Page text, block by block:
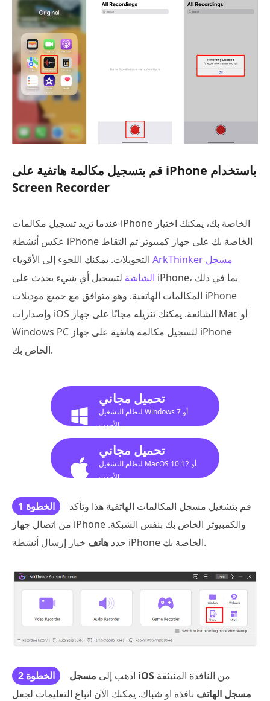
قم بتسجيل مكالمة هاتفية على iPhone باستخدام
Screen Recorder
عندما تريد تسجيل مكالمات iPhone الخاصة بك، يمكنك اختيار
عكس أنشطة iPhone الخاصة بك على جهاز كمبيوتر ثم التقاط
ArkThinker مسجل
الشاشة لتسجيل أي شيء يحدث على iPhone، بما في ذلك
المكالمات الهاتفية. وهو متوافق مع جميع موديلات iPhone
وإصدارات iOS الشائعة. يمكنك تنزيله مجانًا على جهاز Mac أو
Windows PC لتسجيل مكالمة هاتفية على جهاز iPhone
الخاص بك.
تحميل مجاني
لنظام التشغيل Windows 7 أو
الأحدث
تحميل مجاني
لنظام التشغيل MacOS 10.12 أو
الأحدث
الخطوة 1
قم بتشغيل مسجل المكالمات الهاتفية هذا وتأكد
من اتصال جهاز iPhone والكمبيوتر الخاص بك بنفس الشبكة.
حدد هاتف خيار إرسال أنشطة iPhone الخاصة بك.
الخطوة 2 اذهب إلى مسجل iOS من النافذة المنبثقة
مسجل الهاتف نافذة او شباك. يمكنك الآن اتباع التعليمات لجعل